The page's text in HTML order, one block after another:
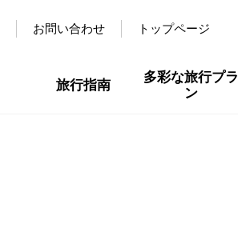
お問い合わせ トップページ
旅行指南
多彩な旅行プラ
ン